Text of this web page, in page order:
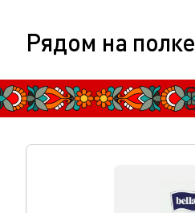
Рядом на полке